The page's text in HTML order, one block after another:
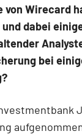
von Wirecard
dabei
bei